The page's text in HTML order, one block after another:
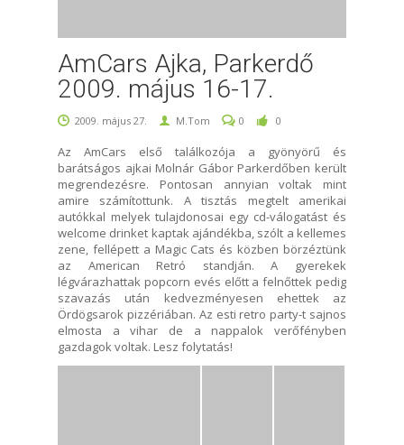
AmCars Ajka, Parkerdő
2009. május 16-17.
2009. május 27. M.Tom 0 0
Az AmCars első találkozója a gyönyörű és
barátságos ajkai Molnár Gábor Parkerdőben került
megrendezésre. Pontosan annyian voltak mint
amire számítottunk. A tisztás megtelt amerikai
autókkal melyek tulajdonosai egy cd-válogatást és
welcome drinket kaptak ajándékba, szólt a kellemes
zene, fellépett a Magic Cats és közben börzéztünk
az American Retró standján. A gyerekek
légvárazhattak popcorn evés előtt a felnőttek pedig
szavazás után kedvezményesen ehettek az
Ördögsarok pizzériában. Az esti retro party-t sajnos
elmosta a vihar de a nappalok verőfényben
gazdagok voltak. Lesz folytatás!